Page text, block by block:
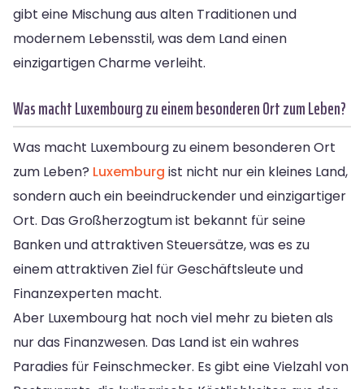
gibt eine Mischung aus alten Traditionen und
modernem Lebensstil, was dem Land einen
einzigartigen Charme verleiht.
Was macht Luxembourg zu einem besonderen Ort zum Leben?
Was macht Luxembourg zu einem besonderen Ort
zum Leben? Luxemburg ist nicht nur ein kleines Land,
sondern auch ein beeindruckender und einzigartiger
Ort. Das Großherzogtum ist bekannt für seine
Banken und attraktiven Steuersätze, was es zu
einem attraktiven Ziel für Geschäftsleute und
Finanzexperten macht.
Aber Luxembourg hat noch viel mehr zu bieten als
nur das Finanzwesen. Das Land ist ein wahres
Paradies für Feinschmecker. Es gibt eine Vielzahl von